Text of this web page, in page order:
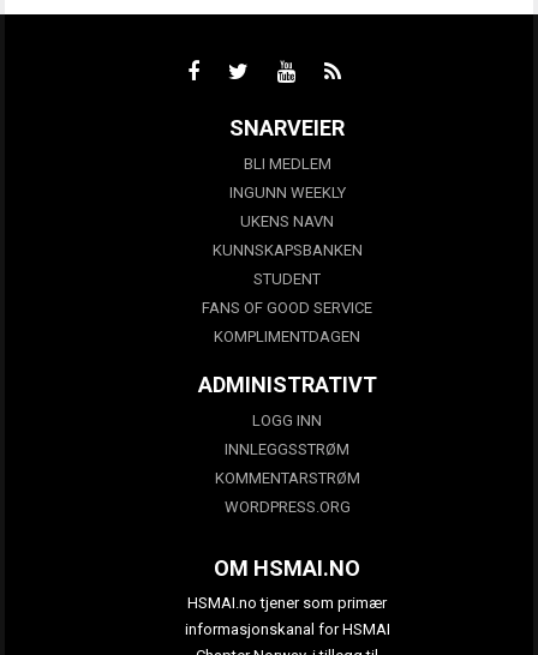
SNARVEIER
BLI MEDLEM
INGUNN WEEKLY
UKENS NAVN
KUNNSKAPSBANKEN
STUDENT
FANS OF GOOD SERVICE
KOMPLIMENTDAGEN
ADMINISTRATIVT
LOGG INN
INNLEGGSSTRØM
KOMMENTARSTRØM
WORDPRESS.ORG
OM HSMAI.NO
HSMAI.no tjener som primær
informasjonskanal for HSMAI